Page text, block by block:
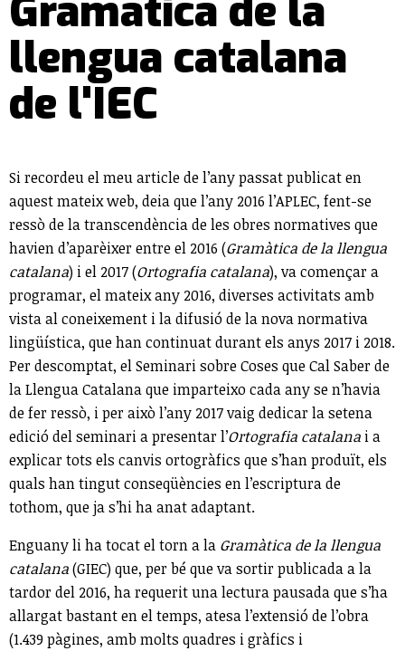
Gramàtica de la
llengua catalana
de l'IEC
Si recordeu el meu article de l’any passat publicat en
aquest mateix web, deia que l’any 2016 l’APLEC, fent-se
ressò de la transcendència de les obres normatives que
havien d’aparèixer entre el 2016 (Gramàtica de la llengua
catalana) i el 2017 (Ortografia catalana), va començar a
programar, el mateix any 2016, diverses activitats amb
vista al coneixement i la difusió de la nova normativa
lingüística, que han continuat durant els anys 2017 i 2018.
Per descomptat, el Seminari sobre Coses que Cal Saber de
la Llengua Catalana que imparteixo cada any se n’havia
de fer ressò, i per això l’any 2017 vaig dedicar la setena
edició del seminari a presentar l’Ortografia catalana i a
explicar tots els canvis ortogràfics que s’han produït, els
quals han tingut conseqüències en l’escriptura de
tothom, que ja s’hi ha anat adaptant.
Enguany li ha tocat el torn a la Gramàtica de la llengua
catalana(GIEC) que, per bé que va sortir publicada a la
tardor del 2016, ha requerit una lectura pausada que s’ha
allargat bastant en el temps, atesa l’extensió de l’obra
(1.439 pàgines, amb molts quadres i gràfics i